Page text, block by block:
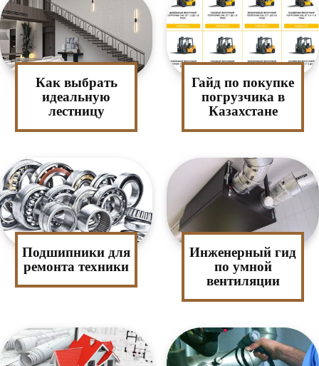
Как выбрать
идеальную
лестницу
Гайд по покупке
погрузчика в
Казахстане
Подшипники для
ремонта техники
Инженерный гид
по умной
вентиляции